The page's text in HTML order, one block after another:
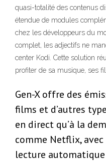
quasi-totalité des contenus
étendue de modules
chez les développeurs du
complet, les adjectifs ne
center Kodi. Cette solution
profiter de sa musique, ses
Gen-X offre des
films et d’autres
en direct qu’à la
comme Netflix,
lecture